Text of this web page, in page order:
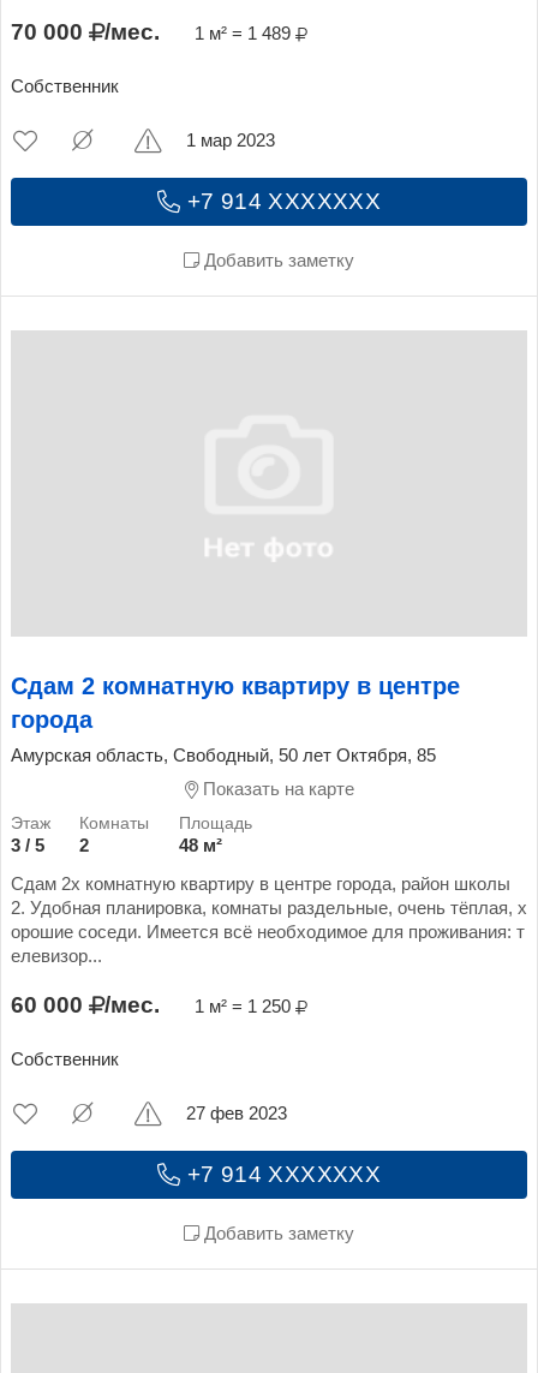
70 000 /мес. 1 м² = 1 489
Собственник
+7 914 XXXXXXX
Добавить заметку
1 мар 2023
Сдам 2 комнатную квартиру в центре
города
Амурская область, Свободный, 50 лет Октября, 85
Показать на карте
3 / 5 2
48 м²
Сдам 2х комнатную квартиру в центре города, район школы
2. Удобная планировка, комнаты раздельные, очень тёплая, х
орошие соседи. Имеется всё необходимое для проживания: т
елевизор...
60 000 /мес. 1 м² = 1 250
Собственник
+7 914 XXXXXXX
Добавить заметку
27 фев 2023